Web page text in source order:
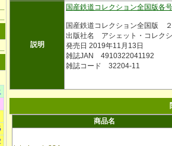
説明
国産鉄道コレクション全国版各号
国産鉄道コレクション全国版
出版社名 アシェット・コレク
発売日 2019年11月13日
雑誌JAN 4910322041192
雑誌コード 32204-11
商品名